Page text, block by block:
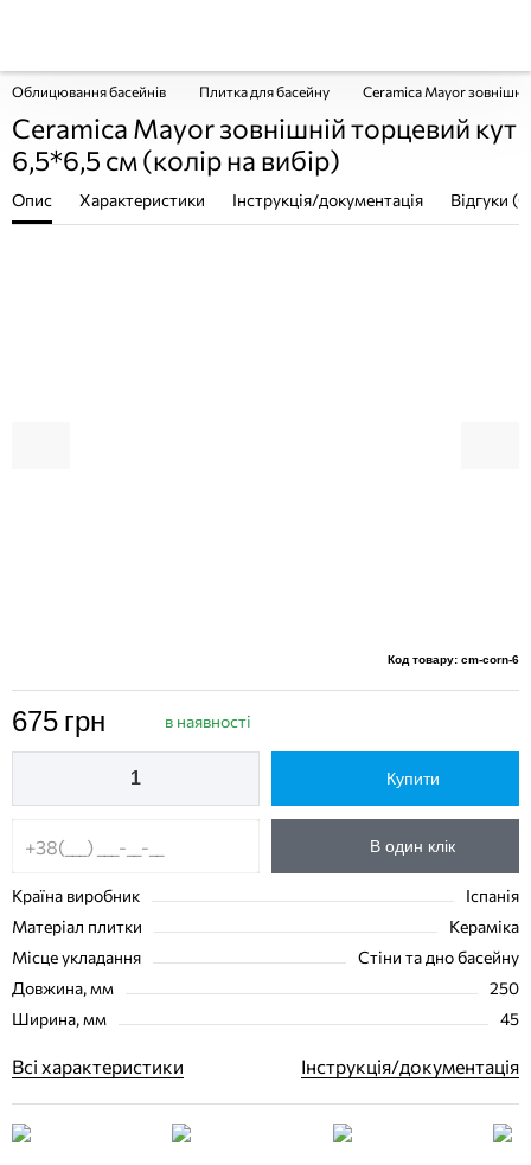
Облицювання басейнів Плитка для басейну Ceramica Mayor
Ceramica Mayor зовнішній торцевий кут
6,5*6,5 см (колір на вибір)
Опис Характеристики Інструкція/документація Відгуки
Код товару: cm-corn-6
675 грн в наявності
Купити
В один клік
Країна виробник
Іспанія
Матеріал плитки
Кераміка
Місце укладання
Стіни та дно басейну
Довжина, мм
250
Ширина, мм
45
Всі характеристики Інструкція/документація